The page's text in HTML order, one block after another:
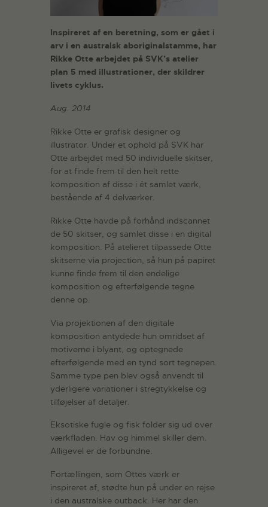
Inspireret af en beretning, som er gået i
arv i en australsk aboriginalstamme, har
Rikke Otte arbejdet på SVK’s atelier
plan 5 med illustrationer, der skildrer
livets cyklus.
Aug. 2014
Rikke Otte er grafisk designer og
illustrator. Under et ophold på SVK har
Otte arbejdet med 50 individuelle skitser,
for at finde frem til den helt rette
komposition af disse i ét samlet værk,
bestående af 4 delværker.
Rikke Otte havde på forhånd indscannet
de 50 skitser, og samlet disse i en digital
komposition. På atelieret tilpassede Otte
skitserne via projection, så hun på papiret
kunne finde frem til den endelige
komposition og efterfølgende tegne
denne op.
Via projektionen af den digitale
komposition antydede hun omridset af
motiverne i blyant, og optegnede
efterfølgende med en tynd sort tegnepen.
Samme type pen blev også anvendt til
yderligere variationer i stregtykkelse og
tilføjelser af detaljer.
Eksotiske fugle og fisk folder sig ud over
værkfladen. Hav og himmel skiller dem.
Alligevel er de forbundne.
Fortællingen, som Ottes værk er
inspireret af, stødte hun på under en rejse
i den australske outback. Her har den